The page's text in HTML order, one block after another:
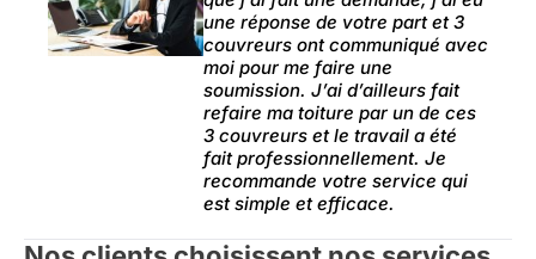
une réponse de votre part et 3
couvreurs ont communiqué avec
moi pour me faire une
soumission. J’ai d’ailleurs fait
refaire ma toiture par un de ces
3 couvreurs et le travail a été
fait professionnellement. Je
recommande votre service qui
est simple et efficace.